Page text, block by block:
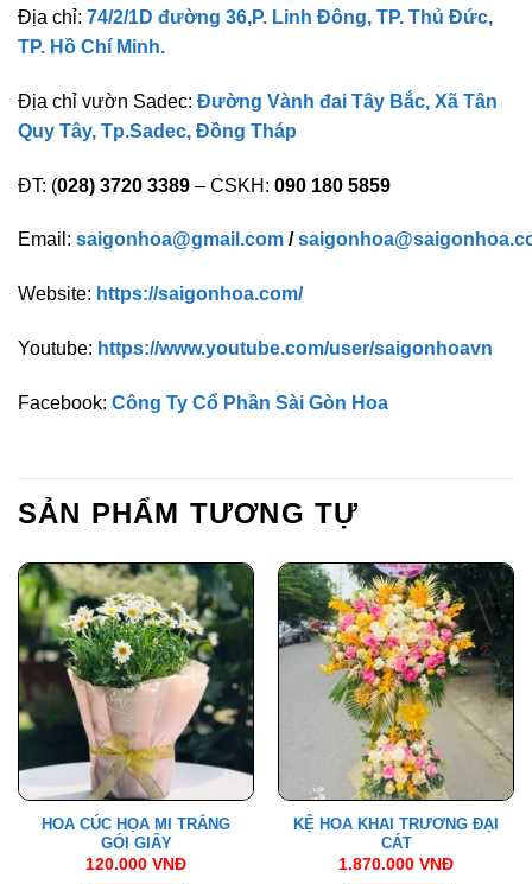
Địa chỉ: 74/2/1D đường 36,P. Linh Đông, TP. Thủ Đức,
TP. Hồ Chí Minh.
Địa chỉ vườn Sadec: Đường Vành đai Tây Bắc, Xã Tân
Quy Tây, Tp.Sadec, Đồng Tháp
ĐT: (028) 3720 3389 – CSKH: 090 180 5859
Email: saigonhoa@gmail.com /
Website: https://saigonhoa.com/
Youtube: https://www.youtube.com/user/saigonhoavn
Facebook: Công Ty Cổ Phần Sài Gòn Hoa
SẢN PHẨM TƯƠNG TỰ
HOA CÚC HỌA MI TRẮNG
GÓI GIẤY
120.000 VNĐ
KỆ HOA KHAI TRƯƠNG ĐẠI
CÁT
1.870.000 VNĐ